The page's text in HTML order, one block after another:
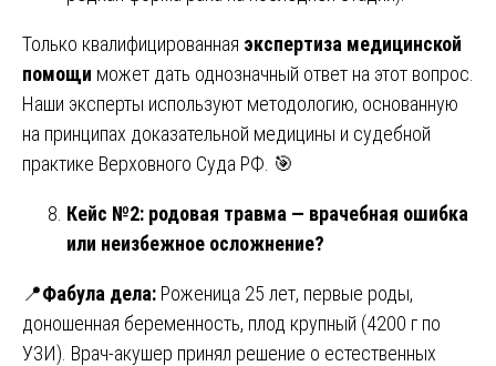
Только квалифицированная экспертиза медицинской
помощи может дать однозначный ответ на этот вопрос.
Наши эксперты используют методологию, основанную
на принципах доказательной медицины и судебной
практике Верховного Суда РФ. 🎯
Кейс №2: родовая травма — врачебная ошибка
или неизбежное осложнение?
📍Фабула дела: Роженица 25 лет, первые роды,
доношенная беременность, плод крупный (4200 г по
УЗИ). Врач-акушер принял решение о естественных